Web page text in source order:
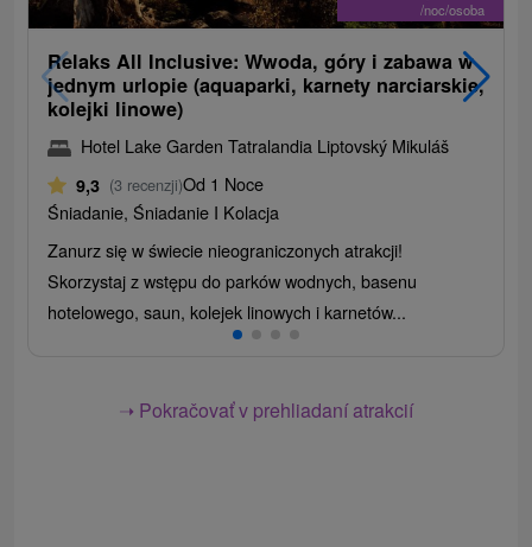
/noc/osoba
Relaks All Inclusive: Wwoda, góry i zabawa w
jednym urlopie (aquaparki, karnety narciarskie,
kolejki linowe)
Hotel Lake Garden Tatralandia Liptovský Mikuláš
9,3 (3 recenzji)Od 1 Noce
Śniadanie, Śniadanie I Kolacja
Zanurz się w świecie nieograniczonych atrakcji!
Skorzystaj z wstępu do parków wodnych, basenu
hotelowego, saun, kolejek linowych i karnetów...
➝ Pokračovať v prehliadaní atrakcií